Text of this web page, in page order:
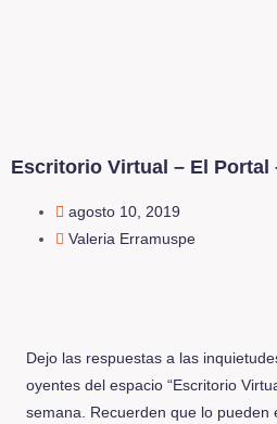
Escritorio Virtual – El Portal
agosto 10, 2019
Valeria Erramuspe
Dejo las respuestas a las
oyentes del espacio “Escritorio
semana. Recuerden que lo pueden